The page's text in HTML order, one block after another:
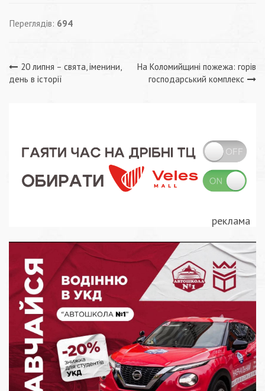
Переглядів: 694
Навігація
20 липня – свята, іменини,
день в історії
На Коломийщині пожежа: горів
господарський комплекс